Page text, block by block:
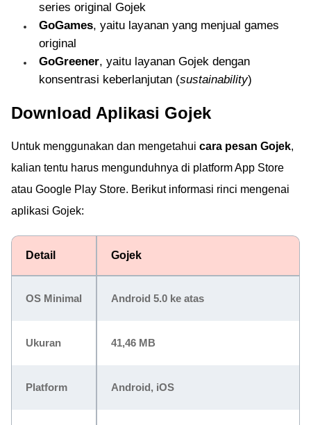
series original Gojek
GoGames, yaitu layanan yang menjual games
original
GoGreener, yaitu layanan Gojek dengan
konsentrasi keberlanjutan (sustainability)
Download Aplikasi Gojek
Untuk menggunakan dan mengetahui cara pesan Gojek,
kalian tentu harus mengunduhnya di platform App Store
atau Google Play Store. Berikut informasi rinci mengenai
aplikasi Gojek:
Detail Gojek
OS Minimal Android 5.0 ke atas
Ukuran 41,46 MB
Platform Android, iOS